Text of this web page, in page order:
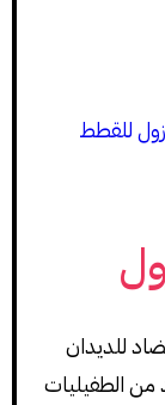
للقطط
للديدان
الطفيليات